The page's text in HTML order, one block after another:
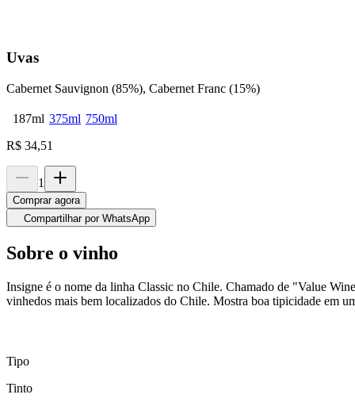
Uvas
Cabernet Sauvignon (85%), Cabernet Franc (15%)
187ml 375ml 750ml
R$ 34,51
1
Comprar agora
Compartilhar por WhatsApp
Sobre o vinho
Insigne é o nome da linha Classic no Chile. Chamado de "Value
vinhedos mais bem localizados do Chile. Mostra boa tipicidade em
Tipo
Tinto